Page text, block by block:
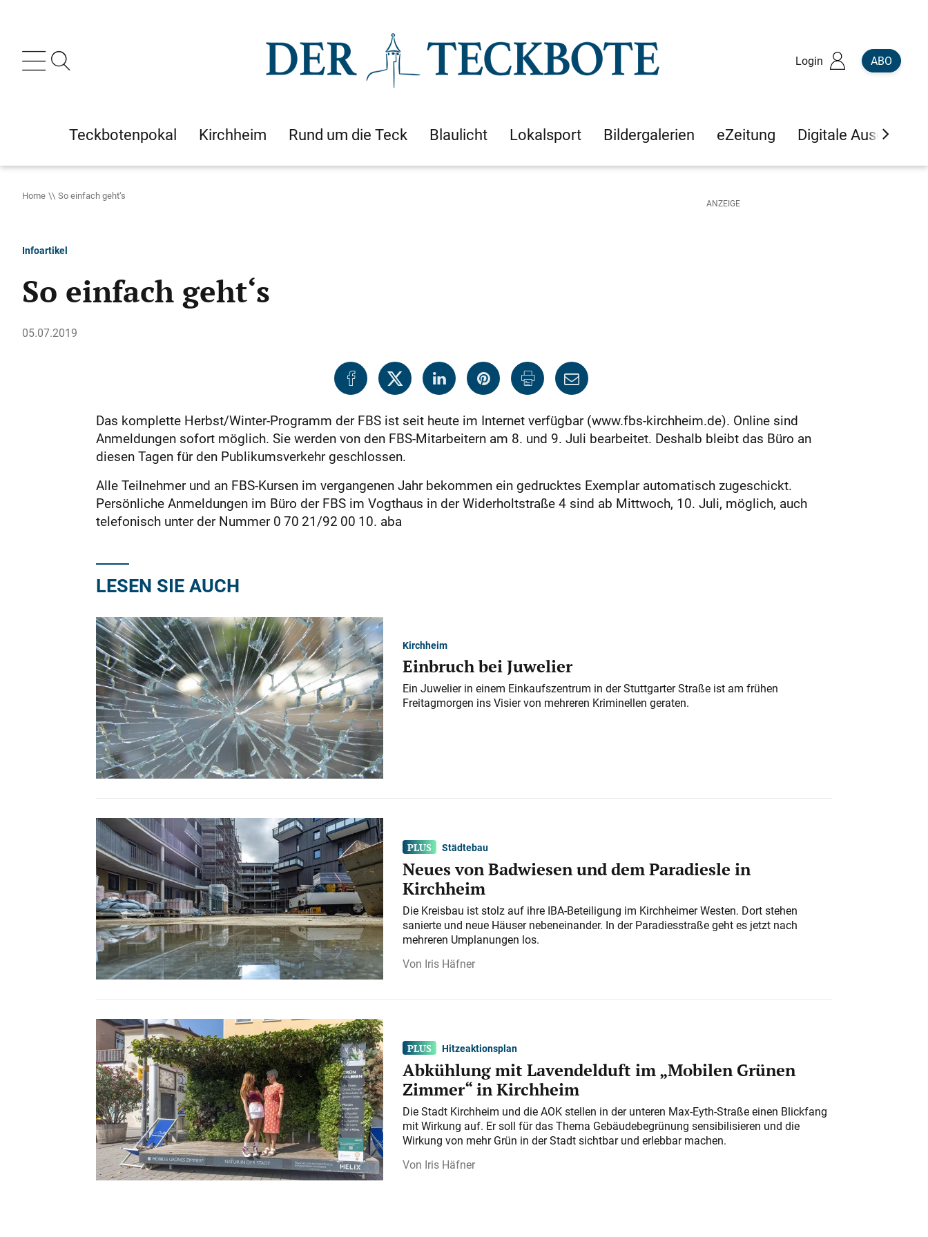
Login ABO
Teckbotenpokal Kirchheim Rund um die Teck Blaulicht Lokalsport Bildergalerien eZeitung Digitale Ausgaben
Home So einfach geht‘s
Infoartikel
So einfach geht‘s
05.07.2019
Das komplette Herbst/Winter-Programm der FBS ist seit heute im Internet verfügbar (www.fbs-kirchheim.de). Online sind
Anmeldungen sofort möglich. Sie werden von den FBS-Mitarbeitern am 8. und 9. Juli bearbeitet. Deshalb bleibt das Büro an
diesen Tagen für den Publikumsverkehr geschlossen.
Alle Teilnehmer und an FBS-Kursen im vergangenen Jahr bekommen ein gedrucktes Exemplar automatisch zugeschickt.
Persönliche Anmeldungen im Büro der FBS im Vogthaus in der Widerholtstraße 4 sind ab Mittwoch, 10. Juli, möglich, auch
telefonisch unter der Nummer 0 70 21/92 00 10. aba
LESEN SIE AUCH
Kirchheim
Einbruch bei Juwelier
Ein Juwelier in einem Einkaufszentrum in der Stuttgarter Straße ist am frühen
Freitagmorgen ins Visier von mehreren Kriminellen geraten.
Städtebau
Neues von Badwiesen und dem Paradiesle in
Kirchheim
Die Kreisbau ist stolz auf ihre IBA-Beteiligung im Kirchheimer Westen. Dort stehen
sanierte und neue Häuser nebeneinander. In der Paradiesstraße geht es jetzt nach
mehreren Umplanungen los.
Iris Häfner
Hitzeaktionsplan
Abkühlung mit Lavendelduft im „Mobilen Grünen
Zimmer“ in Kirchheim
Die Stadt Kirchheim und die AOK stellen in der unteren Max-Eyth-Straße einen Blickfang
mit Wirkung auf. Er soll für das Thema Gebäudebegrünung sensibilisieren und die
Wirkung von mehr Grün in der Stadt sichtbar und erlebbar machen.
Iris Häfner